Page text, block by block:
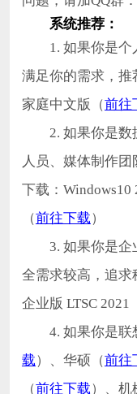
系统推荐：
1. 如果你是个
满足你的需求，推
家庭中文版（前往
2. 如果你是数
人员、媒体制作
下载：Windows10
（前往下载）
3. 如果你是企
全需求较高，追求
企业版 LTSC 2021
4. 如果你是联
载）、华硕（前往
（前往下载）、机